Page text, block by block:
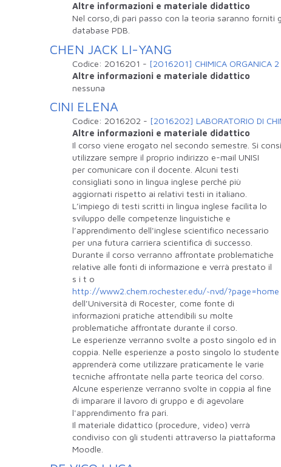
Altre informazioni e materiale didattico
Nel corso,di pari passo con la teoria saranno
database PDB.
CHEN JACK LI-YANG
Codice: 2016201 - [2016201] CHIMICA ORGANICA 2
Altre informazioni e materiale didattico
nessuna
CINI ELENA
Codice: 2016202 - [2016202] LABORATORIO DI
Altre informazioni e materiale didattico
Il corso viene erogato nel secondo semestre. Si
utilizzare sempre il proprio indirizzo e-mail UNISI
per comunicare con il docente. Alcuni testi
consigliati sono in lingua inglese perché più
aggiornati rispetto ai relativi testi in italiano.
L’impiego di testi scritti in lingua inglese facilita lo
sviluppo delle competenze linguistiche e
l’apprendimento dell'inglese scientifico necessario
per una futura carriera scientifica di successo.
Durante il corso verranno affrontate problematiche
relative alle fonti di informazione e verrà prestato il
s i t o
http://www2.chem.rochester.edu/~nvd/?page=home
dell'Università di Rocester, come fonte di
informazioni pratiche attendibili su molte
problematiche affrontate durante il corso.
Le esperienze verranno svolte a posto singolo ed in
coppia. Nelle esperienze a posto singolo lo studente
apprenderà come utilizzare praticamente le varie
tecniche affrontate nella parte teorica del corso.
Alcune esperienze verranno svolte in coppia al fine
di imparare il lavoro di gruppo e di agevolare
l'apprendimento fra pari.
Il materiale didattico (procedure, video) verrà
condiviso con gli studenti attraverso la piattaforma
Moodle.